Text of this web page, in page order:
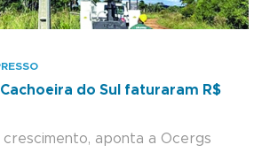
do Sul faturaram R$
aponta a Ocergs